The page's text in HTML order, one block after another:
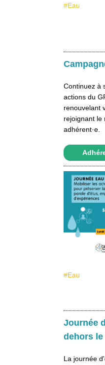
#Eau
Continuez à
actions du
renouvelant
rejoignant le
adhérent·e.
#Eau
Journée
dehors
La journée